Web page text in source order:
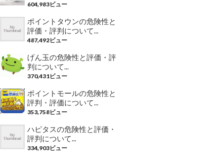
604,983ビュー
ポイントタウンの危険性と
評価・評判について...
487,492ビュー
げん玉の危険性と評価・評
判について...
370,431ビュー
ポイントモールの危険性と
評判・評価について...
353,758ビュー
ハピタスの危険性と評価・
評判について...
334,903ビュー